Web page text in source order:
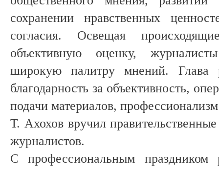
сохранении нравственных
согласия. Освещая
объективную оценку,
широкую палитру мнений. Глава
благодарность за объективность,
подачи материалов,
Т. Ахохов вручил
журналистов.
С профессиональным